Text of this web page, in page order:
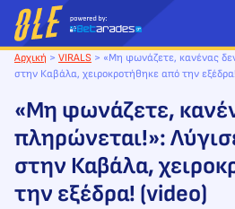
Μετάβαση
στο
περιεχόμενο
Αρχική > VIRALS > «Μη φωνάζετε, κανένας
στην Καβάλα, χειροκροτήθηκε από την
«Μη φωνάζετε,
πληρώνεται!»:
στην Καβάλα,
την εξέδρα! (video)